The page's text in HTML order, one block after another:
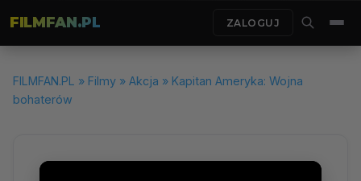
FILMFAN.PL ZALOGUJ
FILMFAN.PL » Filmy » Akcja » Kapitan Ameryka: Wojna
bohaterów